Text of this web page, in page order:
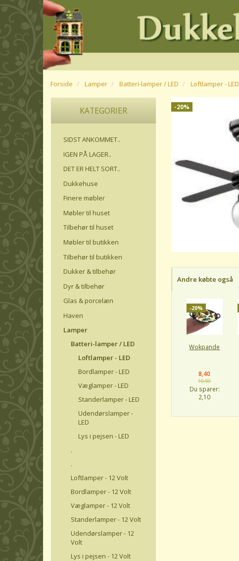
Forside Lamper Batteri-lamper / LED Loftlamper - LED
KATEGORIER
SIDST ANKOMMET..
IGEN PÅ LAGER..
DET ER HELT SORT..
Dukkehuse
Finere møbler
Møbler til huset
Tilbehør til huset
Møbler til butikken
Tilbehør til butikken
Dukker & tilbehør
Dyr & tilbehør
Glas & porcelæn
Haven
Lamper
Batteri-lamper / LED
Loftlamper - LED
Bordlamper - LED
Væglamper - LED
Standerlamper - LED
Udendørslamper -
LED
Lys i pejsen - LED
.
.
Loftlamper - 12 Volt
Bordlamper - 12 Volt
Væglamper - 12 Volt
Standerlamper - 12 Volt
Udendørslamper - 12
Volt
Lys i pejsen - 12 Volt
-20%
Andre købte også
-20%
Wokpande
8,40
10,50
Du sparer:
2,10